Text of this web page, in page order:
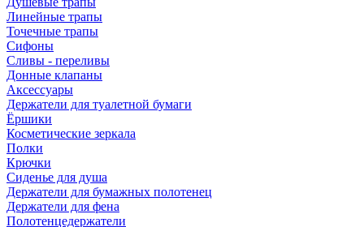
Линейные трапы
Точечные трапы
Сифоны
Сливы - переливы
Донные клапаны
Аксессуары
Держатели для туалетной бумаги
Ёршики
Косметические зеркала
Полки
Крючки
Сиденье для душа
Держатели для бумажных полотенец
Держатели для фена
Полотенцедержатели